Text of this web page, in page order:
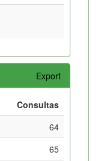
Export
Consultas
64
65